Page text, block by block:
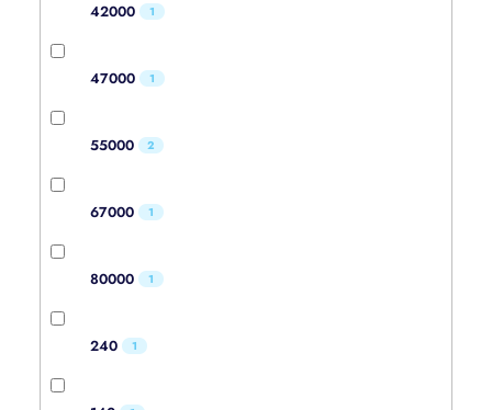
42000 1
47000 1
55000 2
67000 1
80000 1
240 1